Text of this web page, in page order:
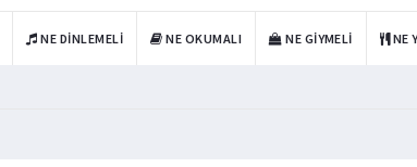
NE DINLEMELI NE OKUMALI NE GIYMELI NE